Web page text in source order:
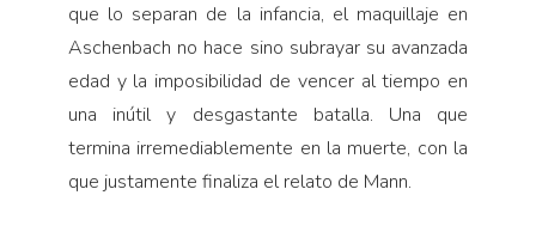
que lo separan de la infancia, el maquillaje en
Aschenbach no hace sino subrayar su avanzada
edad y la imposibilidad de vencer al tiempo en
una inútil y desgastante batalla. Una que
termina irremediablemente en la muerte, con la
que justamente finaliza el relato de Mann.